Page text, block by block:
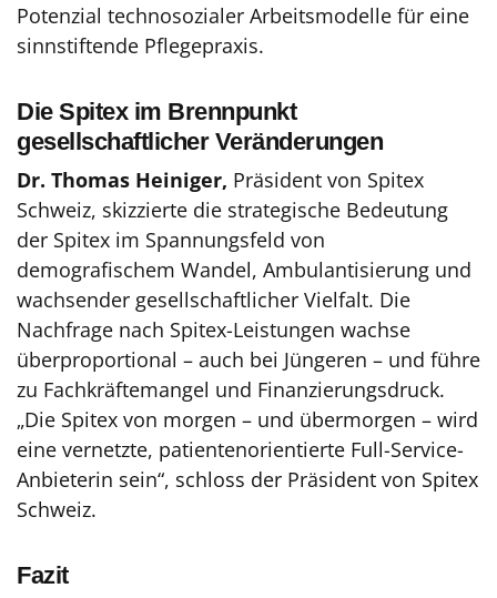
Potenzial technosozialer Arbeitsmodelle für eine
sinnstiftende Pflegepraxis.
Die Spitex im Brennpunkt
gesellschaftlicher Veränderungen
Dr. Thomas Heiniger, Präsident von Spitex
Schweiz, skizzierte die strategische Bedeutung
der Spitex im Spannungsfeld von
demografischem Wandel, Ambulantisierung und
wachsender gesellschaftlicher Vielfalt. Die
Nachfrage nach Spitex-Leistungen wachse
überproportional – auch bei Jüngeren – und führe
zu Fachkräftemangel und Finanzierungsdruck.
„Die Spitex von morgen – und übermorgen – wird
eine vernetzte, patientenorientierte Full-Service-
Anbieterin sein“, schloss der Präsident von Spitex
Schweiz.
Fazit